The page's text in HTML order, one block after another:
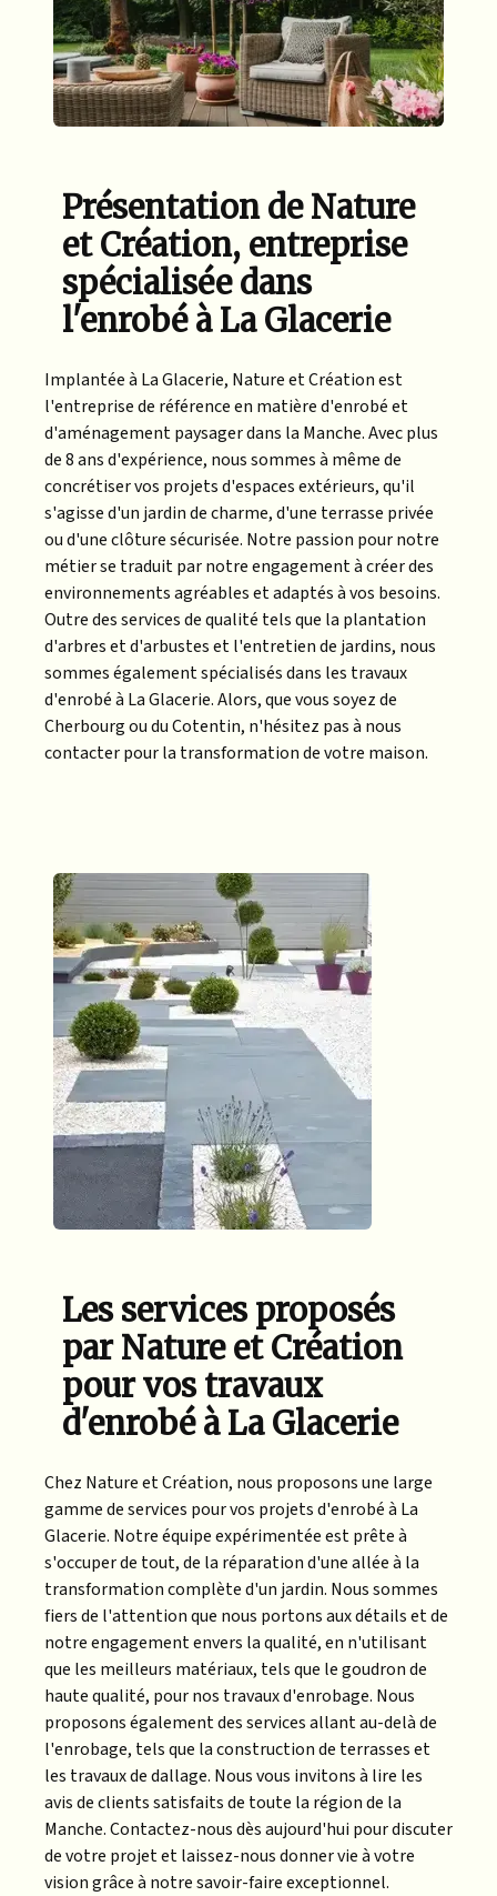
Présentation de Nature
et Création, entreprise
spécialisée dans
l'enrobé à La Glacerie
Implantée à La Glacerie, Nature et Création est
l'entreprise de référence en matière d'enrobé et
d'aménagement paysager dans la Manche. Avec plus
de 8 ans d'expérience, nous sommes à même de
concrétiser vos projets d'espaces extérieurs, qu'il
s'agisse d'un jardin de charme, d'une terrasse privée
ou d'une clôture sécurisée. Notre passion pour notre
métier se traduit par notre engagement à créer des
environnements agréables et adaptés à vos besoins.
Outre des services de qualité tels que la plantation
d'arbres et d'arbustes et l'entretien de jardins, nous
sommes également spécialisés dans les travaux
d'enrobé à La Glacerie. Alors, que vous soyez de
Cherbourg ou du Cotentin, n'hésitez pas à nous
contacter pour la transformation de votre maison.
Les services proposés
par Nature et Création
pour vos travaux
d'enrobé à La Glacerie
Chez Nature et Création, nous proposons une large
gamme de services pour vos projets d'enrobé à La
Glacerie. Notre équipe expérimentée est prête à
s'occuper de tout, de la réparation d'une allée à la
transformation complète d'un jardin. Nous sommes
fiers de l'attention que nous portons aux détails et de
notre engagement envers la qualité, en n'utilisant
que les meilleurs matériaux, tels que le goudron de
haute qualité, pour nos travaux d'enrobage. Nous
proposons également des services allant au-delà de
l'enrobage, tels que la construction de terrasses et
les travaux de dallage. Nous vous invitons à lire les
avis de clients satisfaits de toute la région de la
Manche. Contactez-nous dès aujourd'hui pour discuter
de votre projet et laissez-nous donner vie à votre
vision grâce à notre savoir-faire exceptionnel.